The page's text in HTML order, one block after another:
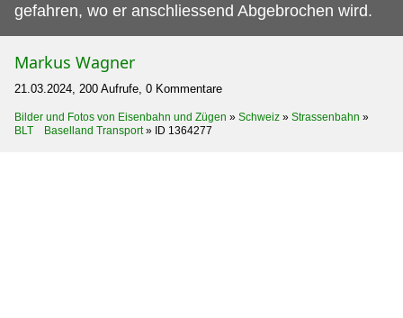
gefahren, wo er anschliessend Abgebrochen wird.
Markus Wagner
21.03.2024, 200 Aufrufe, 0 Kommentare
Bilder und Fotos von Eisenbahn und Zügen » Schweiz » Strassenbahn »
BLT Baselland Transport» ID 1364277